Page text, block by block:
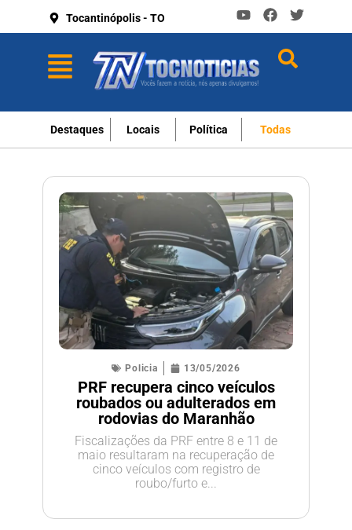
Tocantinópolis - TO
Destaques Locais Política Todas
Policia 13/05/2026
PRF recupera cinco veículos
roubados ou adulterados em
rodovias do Maranhão
Fiscalizações da PRF entre 8 e 11 de
maio resultaram na recuperação de
cinco veículos com registro de
roubo/furto e...